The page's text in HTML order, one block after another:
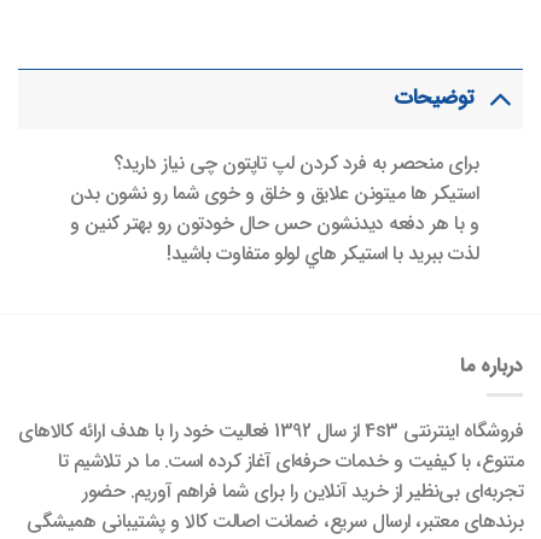
توضیحات
براى منحصر به فرد كردن لپ تاپتون چى نياز داريد؟
استيكر ها ميتونن علايق و خلق و خوى شما رو نشون بدن
و با هر دفعه ديدنشون حس حال خودتون رو بهتر كنين و
لذت ببريد با استيكر هاي لولو متفاوت باشيد!
درباره ما
فروشگاه اینترنتی 4s3 از سال 1392 فعالیت خود را با هدف ارائه کالاهای
متنوع، با کیفیت و خدمات حرفه‌ای آغاز کرده است. ما در تلاشیم تا
تجربه‌ای بی‌نظیر از خرید آنلاین را برای شما فراهم آوریم. حضور
برندهای معتبر، ارسال سریع، ضمانت اصالت کالا و پشتیبانی همیشگی